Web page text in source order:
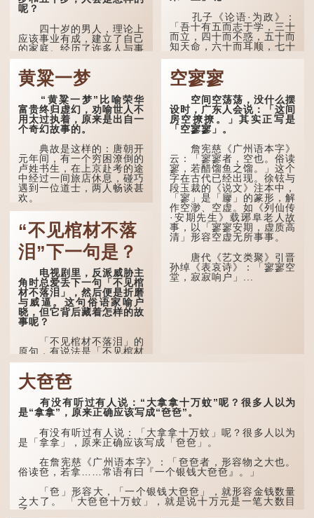
呢？
四十岁的男人，理论上
应该事业有成，建立了自己
的家庭。经历了许多人与事
之后，对事物有了自己的判
断能力，不会轻易为表象所
迷惑。
孔子在《论语·子罕》
也说：「知者不惑，仁者不
忧，勇者不惧。」「知」与
智慧的「智」相通，四十岁
的男人应已累积足够智慧，
不再对自己的人生感到困
惑、忧虑与恐惧。
到了五十岁，...
孔子《论语·为政》：
「吾十有五而志于学，三十
而立，四十而不惑，五十而
知天命，六十而耳顺，七十
在古代，男子一般于二
十岁进行冠礼，冠礼完成后
便是成人，但由于未达壮
年，所以又称「弱冠」。
《礼记·曲礼》明确记载：
「人生十年曰幼，学；二十
曰弱，冠；三十曰壮，有
室。」这说明三十岁...
黄粱一梦
“黄粱一梦”比喻荣华
富贵终归虚幻，劝喻世人不
用太过执着，原来是出自一
个奇幻故事的。
典故是这样的：唐朝开
元年间，有一个穷困潦倒的
卢姓书生，在上京赴考的途
中经过一间旅店休息，碰巧
遇到一位道士，两人畅谈甚
欢。
自己虽贵为读书人，但一直
未能考取功名，仍然贫困，
感到十分落泊。于是，道士
拿出一个青瓷枕头，让卢姓
书生睡一睡，便能满足他希
望得到荣华富贵的愿望。
这时，...
“不见棺材不落
泪”下一句是？
电视剧里，反派威胁主
角时总爱丢下一句「不见棺
材不落泪」，然后便是折磨
与威逼。这句俗语家喻户
晓，但它背后藏着怎样的故
事呢？
「不见棺材不落泪」的
原句，有说法是「不见棺材
不下泪」或「不见亲棺不下
泪」，出自明朝兰陵笑笑生
所著的《金瓶梅词话》第九
十八回。原意是指人未亲眼
见到亲人棺木，便不会真正
感到悲伤；后来引申为比喻
人执迷不悟，不到彻底失
败，便不肯罢休。
许多人对这上半句耳熟
能详，但它其实还有下半句
——「不到黄河心不死」...
空寥寥
空间空荡荡，没什么摆
设时，广东人会说：「这间
房空撩撩。」其实正写是
「空寥寥」。
詹宪慈《广州语本字》
云：「寥寥者，空也。俗读
寥，若醋馏鱼之馏。」这个
字在古代已经出现。徐铉与
段玉裁的《说文》注本中，
「寥」是「廫」的篆形，解
作空渺、空虚。如《列仙传
·安期先生》载琊阜老人故
事，以「寥寥安期，虚质高
清」形容空虚无所事事。
唐代《艺文类聚》引晋
孙绰《表哀诗》：「寥寥空
堂，寂寂响户」...
大夿夿
有没有听过有人说：“大拿拿十万蚊”呢？很多人以为
是“拿拿”，原来正确应该写成“夿夿”。
有没有听过有人说：「大拿拿十万蚊」呢？很多人以为
是「拿拿」，原来正确应该写成「夿夿」。
在詹宪慈《广州语本字》：「夿夿者，形容物之大也。
俗读夿，若拿……常语有曰『一个银钱大夿夿』。」
「夿」形​​容大，「一个银钱大夿夿」，就形容金钱数量
之大了。 「大夿夿十万蚊」，就是说十万元是一笔大数目
了。...